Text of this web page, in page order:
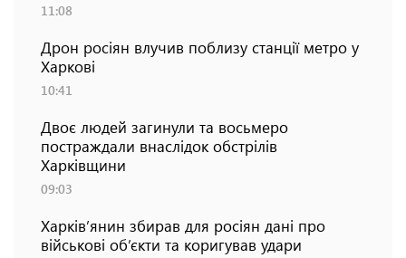
11:08
Дрон росіян влучив поблизу станції метро у
Харкові
10:41
Двоє людей загинули та восьмеро
постраждали внаслідок обстрілів
Харківщини
09:03
Харків’янин збирав для росіян дані про
військові об’єкти та коригував удари